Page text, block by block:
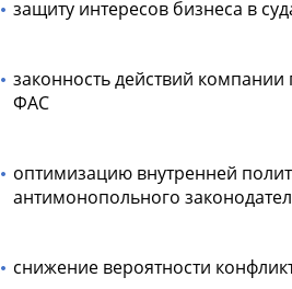
защиту интересов бизнеса в
законность действий
ФАС
оптимизацию внутренней
антимонопольного
снижение вероятности